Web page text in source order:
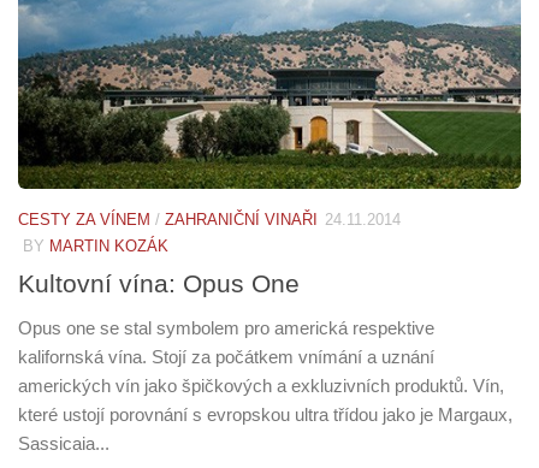
CESTY ZA VÍNEM / ZAHRANIČNÍ VINAŘI 24.11.2014
BY MARTIN KOZÁK
Kultovní vína: Opus One
Opus one se stal symbolem pro americká respektive
kalifornská vína. Stojí za počátkem vnímání a uznání
amerických vín jako špičkových a exkluzivních produktů. Vín,
které ustojí porovnání s evropskou ultra třídou jako je Margaux,
Sassicaia...